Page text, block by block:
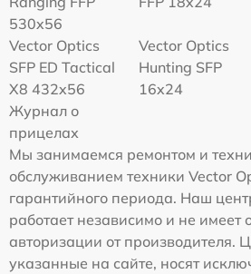
530x56
Vector Optics
SFP ED Tactical
X8 432x56
Vector Optics
Hunting SFP
16x24
Журнал о
прицелах
Мы занимаемся ремонтом и
обслуживанием техники Vector
гарантийного периода. Наш
работает независимо и не имеет
авторизации от производителя.
указанные на сайте, носят